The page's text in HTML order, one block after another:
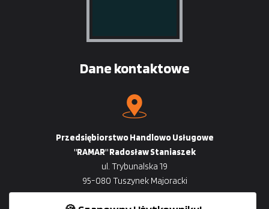
Dane kontaktowe
Przedsiębiorstwo Handlowo Usługowe
"RAMAR" Radosław Staniaszek
ul. Trybunalska 19
95-080 Tuszynek Majoracki